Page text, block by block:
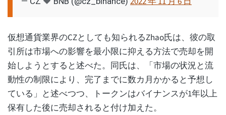
仮想通貨業界のCZとしても知られるZhao氏は、彼の取
引所は市場への影響を最小限に抑える方法で売却を開
始しようとすると述べた。同氏は、「市場の状況と流
動性の制限により、完了までに数カ月かかると予想し
ている」と述べつつ、トークンはバイナンスが1年以上
保有した後に売却されると付け加えた。